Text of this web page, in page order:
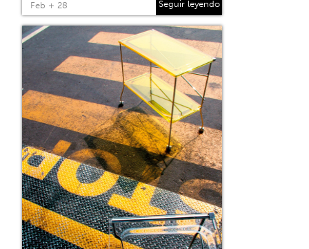
Feb + 28 Seguir leyendo